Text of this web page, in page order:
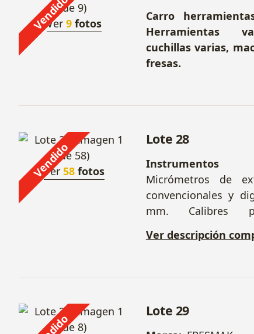
Vendido
Ver9 fotos
Carro
Herramientas
cuchillas varias,
fresas.
Vendido
Ver58 fotos
Lote 28
Instrumentos
Micrómetros de
convencionales y
mm. Calibres
comparadores.
Varios.+ Mesa
Ver descripción
Lote 29